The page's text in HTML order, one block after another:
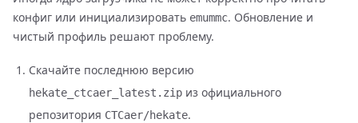
конфиг или инициализировать emummc. Обновление и
чистый профиль решают проблему.
Скачайте последнюю версию
hekate_ctcaer_latest.zip из официального
репозитория CTCaer/hekate.